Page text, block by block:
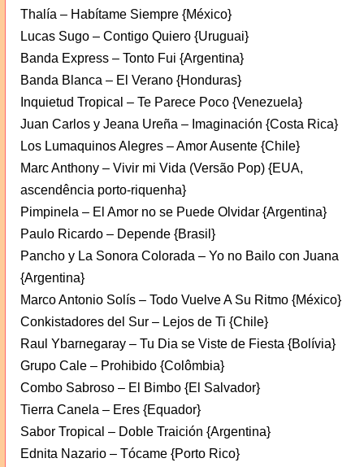
Thalía – Habítame Siempre {México}
Lucas Sugo – Contigo Quiero {Uruguai}
Banda Express – Tonto Fui {Argentina}
Banda Blanca – El Verano {Honduras}
Inquietud Tropical – Te Parece Poco {Venezuela}
Juan Carlos y Jeana Ureña – Imaginación {Costa Rica}
Los Lumaquinos Alegres – Amor Ausente {Chile}
Marc Anthony – Vivir mi Vida (Versão Pop) {EUA,
ascendência porto-riquenha}
Pimpinela – El Amor no se Puede Olvidar {Argentina}
Paulo Ricardo – Depende {Brasil}
Pancho y La Sonora Colorada – Yo no Bailo con Juana
{Argentina}
Marco Antonio Solís – Todo Vuelve A Su Ritmo {México}
Conkistadores del Sur – Lejos de Ti {Chile}
Raul Ybarnegaray – Tu Dia se Viste de Fiesta {Bolívia}
Grupo Cale – Prohibido {Colômbia}
Combo Sabroso – El Bimbo {El Salvador}
Tierra Canela – Eres {Equador}
Sabor Tropical – Doble Traición {Argentina}
Ednita Nazario – Tócame {Porto Rico}